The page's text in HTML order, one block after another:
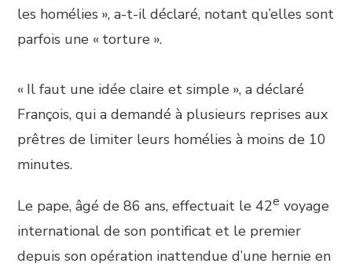
les homélies », a-t-il déclaré, notant qu’elles sont
parfois une « torture ».
« Il faut une idée claire et simple », a déclaré
François, qui a demandé à plusieurs reprises aux
prêtres de limiter leurs homélies à moins de 10
minutes.
Le pape, âgé de 86 ans, effectuait le 42e voyage
international de son pontificat et le premier
depuis son opération inattendue d’une hernie en